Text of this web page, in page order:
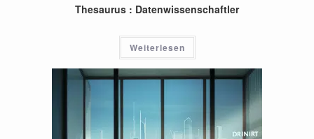
Thesaurus : Datenwissenschaftler
Weiterlesen